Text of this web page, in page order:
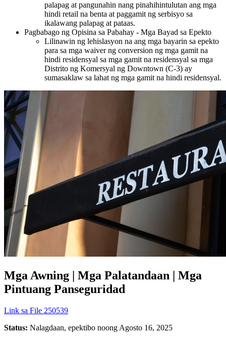
palapag at pangunahin nang pinahihintulutan ang mga
hindi retail na benta at paggamit ng serbisyo sa
ikalawang palapag at pataas.
Pagbabago ng Opisina sa Pabahay - Mga Bayad sa Epekto
Lilinawin ng lehislasyon na ang mga bayarin sa epekto
para sa mga waiver ng conversion ng mga gamit na
hindi residensyal sa mga gamit na residensyal sa mga
Distrito ng Komersyal ng Downtown (C-3) ay
sumasaklaw sa lahat ng mga gamit na hindi residensyal.
Mga Awning | Mga Palatandaan | Mga
Pintuang Panseguridad
Link sa File 250539
Status: Nalagdaan, epektibo noong Agosto 16, 2025